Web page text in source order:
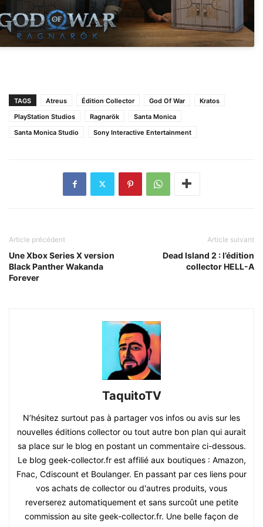
TAGS Atreus Édition Collector God Of War
Kratos
PlayStation Studios
Ragnarök
Santa Monica
Santa Monica Studio
Sony Interactive Entertainment
Article précédent
Une Xbox Series X version
Black Panther Wakanda
Forever
Article suivant
Dead Island 2 : l’édition
collector HELL-A
TaquitoTV
N’hésitez surtout pas à partager vos infos ou avis sur les
nouvelles éditions collector ou tout autre bon plan qui aurait
sa place sur le blog en postant un commentaire ci-dessous.
Le blog geek-collector.fr est affilié aux boutiques : Amazon,
Fnac, Cdiscount et Boulanger. En passant par ces liens pour
vos achats de collector ou d'autres produits, vous
reverserez automatiquement et sans surcoût une petite
commission au site geek-collector.fr. Une belle façon de